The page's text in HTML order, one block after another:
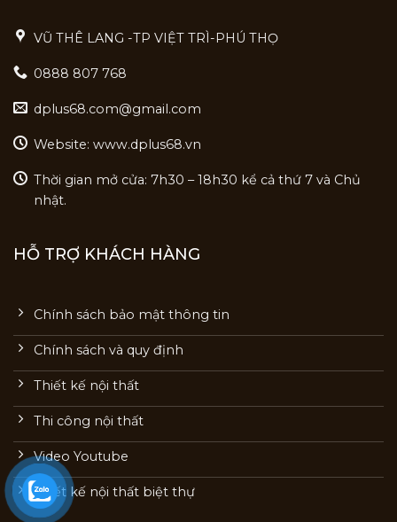
VŨ THÊ LANG -TP VIỆT TRÌ-PHÚ THỌ
0888 807 768
dplus68.com@gmail.com
Website: www.dplus68.vn
Thời gian mở cửa: 7h30 – 18h30 kể cả thứ 7 và Chủ
nhật.
HỖ TRỢ KHÁCH HÀNG
Chính sách bảo mật thông tin
Chính sách và quy định
Thiết kế nội thất
Thi công nội thất
Video Youtube
Thiết kế nội thất biệt thự